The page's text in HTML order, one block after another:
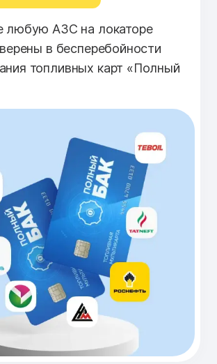
любую АЗС на локаторе
в бесперебойности
топливных карт «Полный